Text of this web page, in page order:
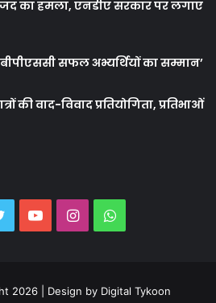
का हमला, एनडीए सरकार पर लगाए
सफल अभ्यर्थियों का सम्मान’
की वाद-विवाद प्रतियोगिता, प्रतिभाओं
TwitterYouTubeInstagramWhatsApp
2026 | Design by Digital Tykoon